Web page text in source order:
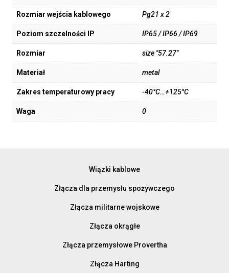
Rozmiar wejścia kablowego Pg21 x 2
Poziom szczelności IP IP65 / IP66 / IP69
Rozmiar size "57.27"
Materiał metal
Zakres temperaturowy pracy -40°C…+125°C
Waga 0
Wiązki kablowe
Złącza dla przemysłu spożywczego
Złącza militarne wojskowe
Złącza okrągłe
Złącza przemysłowe Provertha
Złącza Harting